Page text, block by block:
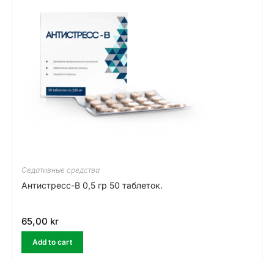
Седативные средства
Антистресс-В 0,5 гр 50 таблеток.
65,00 kr
Add to cart